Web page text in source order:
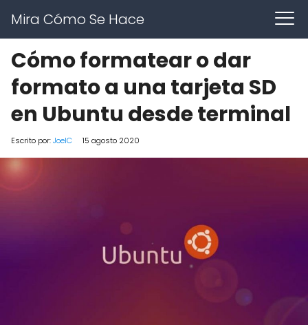
Mira Cómo Se Hace
Cómo formatear o dar
formato a una tarjeta SD
en Ubuntu desde terminal
Escrito por:JoelC 15 agosto 2020